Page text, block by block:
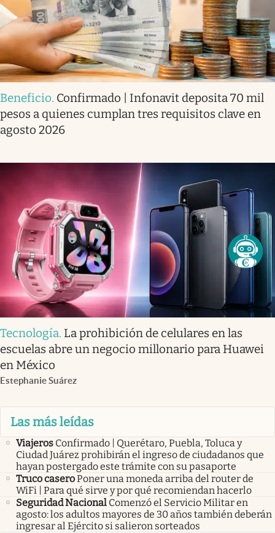
Beneficio. Confirmado | Infonavit deposita 70 mil
pesos a quienes cumplan tres requisitos clave en
agosto 2026
Tecnología. La prohibición de celulares en las
escuelas abre un negocio millonario para Huawei
en México
Estephanie Suárez
Las más leídas
Viajeros Confirmado | Querétaro, Puebla, Toluca y
Ciudad Juárez prohibirán el ingreso de ciudadanos que
hayan postergado este trámite con su pasaporte
Truco caseroPoner una moneda arriba del router de
WiFi | Para qué sirve y por qué recomiendan hacerlo
Seguridad Nacional Comenzó el Servicio Militar en
agosto: los adultos mayores de 30 años también deberán
ingresar al Ejército si salieron sorteados